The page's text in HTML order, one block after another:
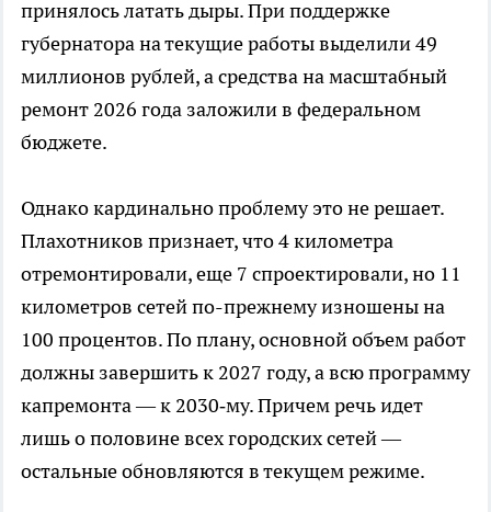
принялось латать дыры. При поддержке
губернатора на текущие работы выделили 49
миллионов рублей, а средства на масштабный
ремонт 2026 года заложили в федеральном
бюджете.
Однако кардинально проблему это не решает.
Плахотников признает, что 4 километра
отремонтировали, еще 7 спроектировали, но 11
километров сетей по-прежнему изношены на
100 процентов. По плану, основной объем работ
должны завершить к 2027 году, а всю программу
капремонта — к 2030‑му. Причем речь идет
лишь о половине всех городских сетей —
остальные обновляются в текущем режиме.